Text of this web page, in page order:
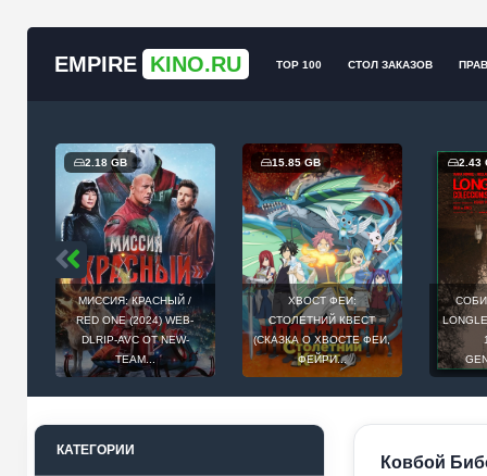
EMPIRE KINO.RU TOP 100 СТОЛ ЗАКАЗОВ
2.18 GB
МИССИЯ: КРАСНЫЙ /
RED ONE (2024) WEB-
DLRIP-AVC ОТ NEW-
TEAM...
15.85 GB
ХВОСТ ФЕИ:
СТОЛЕТНИЙ КВЕСТ
(СКАЗКА О ХВОСТЕ ФЕИ,
ФЕЙРИ...
2.43
КАТЕГОРИИ
Ковбой